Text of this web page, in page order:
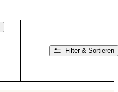
Filter & Sortieren